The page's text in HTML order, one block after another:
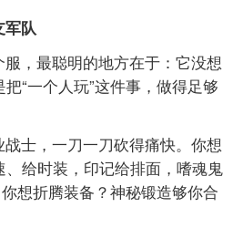
军队
服，最聪明的地方在于：它没想
“一个人玩”这件事，做得足够
士，一刀一刀砍得痛快。你想
给时装，印记给排面，嗜魂鬼
想折腾装备？神秘锻造够你合